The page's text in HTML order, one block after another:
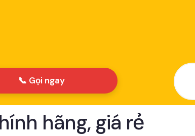
📞 Gọi ngay
hãng, giá rẻ